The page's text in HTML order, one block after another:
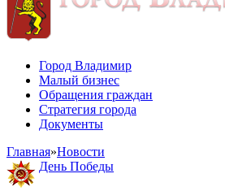
Город Владимир
Малый бизнес
Обращения граждан
Стратегия города
Документы
Главная»Новости
День Победы